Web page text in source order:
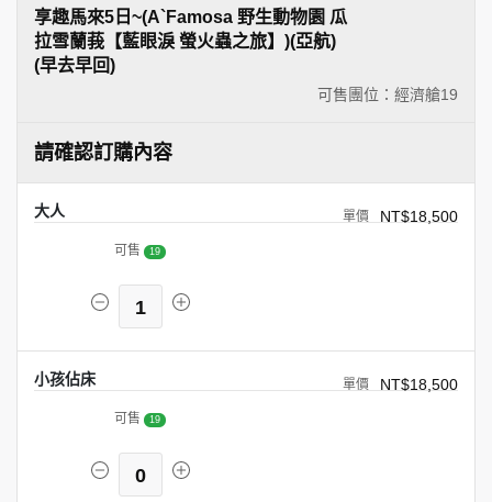
可售團位：經濟艙19
享趣馬來5日~(A`Famosa 野生動物園 瓜
拉雪蘭莪【藍眼淚 螢火蟲之旅】)(亞航)
(早去早回)
請確認訂購內容
大人 NT$18,500
可售 19
1
小孩佔床 NT$18,500
可售 19
0